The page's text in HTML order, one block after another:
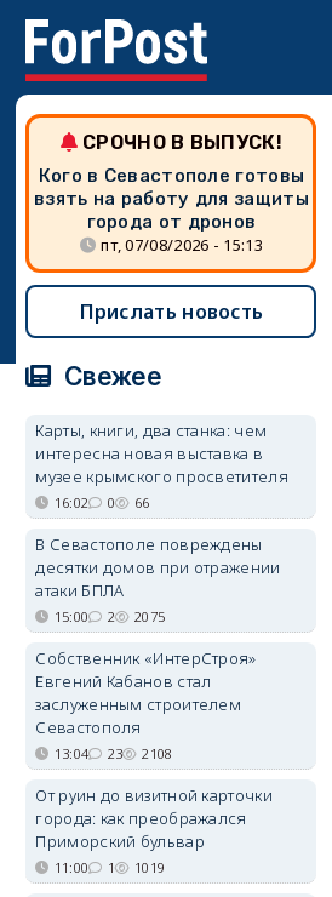
СРОЧНО В ВЫПУСК!
Кого в Севастополе готовы
взять на работу для защиты
города от дронов
пт, 07/08/2026 - 15:13
Прислать новость
Свежее
Карты, книги, два станка: чем
интересна новая выставка в
музее крымского просветителя
16:02 0 66
В Севастополе повреждены
десятки домов при отражении
атаки БПЛА
15:00 2 2075
Собственник «ИнтерСтроя»
Евгений Кабанов стал
заслуженным строителем
Севастополя
13:04 23 2108
От руин до визитной карточки
города: как преображался
Приморский бульвар
11:00 1 1019